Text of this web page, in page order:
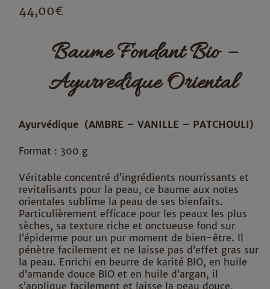
44,00€
Baume Fondant Bio –
Ayurvedique Oriental
Ayurvédique (AMBRE – VANILLE – PATCHOULI)
Format : 300 g
Véritable concentré d’ingrédients nourrissants et
revitalisants pour la peau, ce baume aux notes
orientales sublime la peau de ses bienfaits.
Particulièrement efficace pour les peaux les plus
sèches, sa texture riche et onctueuse fond sur
l’épiderme pour un pur moment de bien-être. Il
pénètre facilement et ne laisse pas d’effet gras sur
la peau. Enrichi en beurre de karité BIO, en huile
d’amande douce BIO et en huile d’argan, il
s’applique facilement et laisse la peau douce,